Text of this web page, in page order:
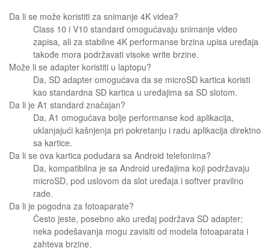
Da li se može koristiti za snimanje 4K videa?
Class 10 i V10 standard omogućavaju snimanje video
zapisa, ali za stabilne 4K performanse brzina upisa uređaja
takođe mora podržavati visoke write brzine.
Može li se adapter koristiti u laptopu?
Da, SD adapter omogućava da se microSD kartica koristi
kao standardna SD kartica u uređajima sa SD slotom.
Da li je A1 standard značajan?
Da, A1 omogućava bolje performanse kod aplikacija,
uklanjajući kašnjenja pri pokretanju i radu aplikacija direktno
sa kartice.
Da li se ova kartica podudara sa Android telefonima?
Da, kompatibilna je sa Android uređajima koji podržavaju
microSD, pod uslovom da slot uređaja i softver pravilno
rade.
Da li je pogodna za fotoaparate?
Često jeste, posebno ako uređaj podržava SD adapter;
neka podešavanja mogu zavisiti od modela fotoaparata i
zahteva brzine.